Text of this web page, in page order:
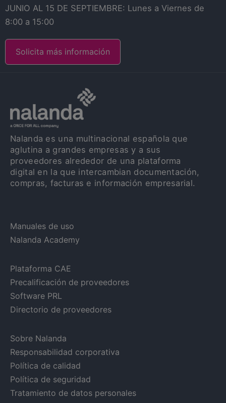
JUNIO AL 15 DE SEPTIEMBRE: Lunes a Viernes de
8:00 a 15:00
Solicita más información
Nalanda es una multinacional española que
aglutina a grandes empresas y a sus
proveedores alrededor de una plataforma
digital en la que intercambian documentación,
compras, facturas e información empresarial.
Manuales de uso
Nalanda Academy
Plataforma CAE
Precalificación de proveedores
Software PRL
Directorio de proveedores
Sobre Nalanda
Responsabilidad corporativa
Política de calidad
Política de seguridad
Tratamiento de datos personales